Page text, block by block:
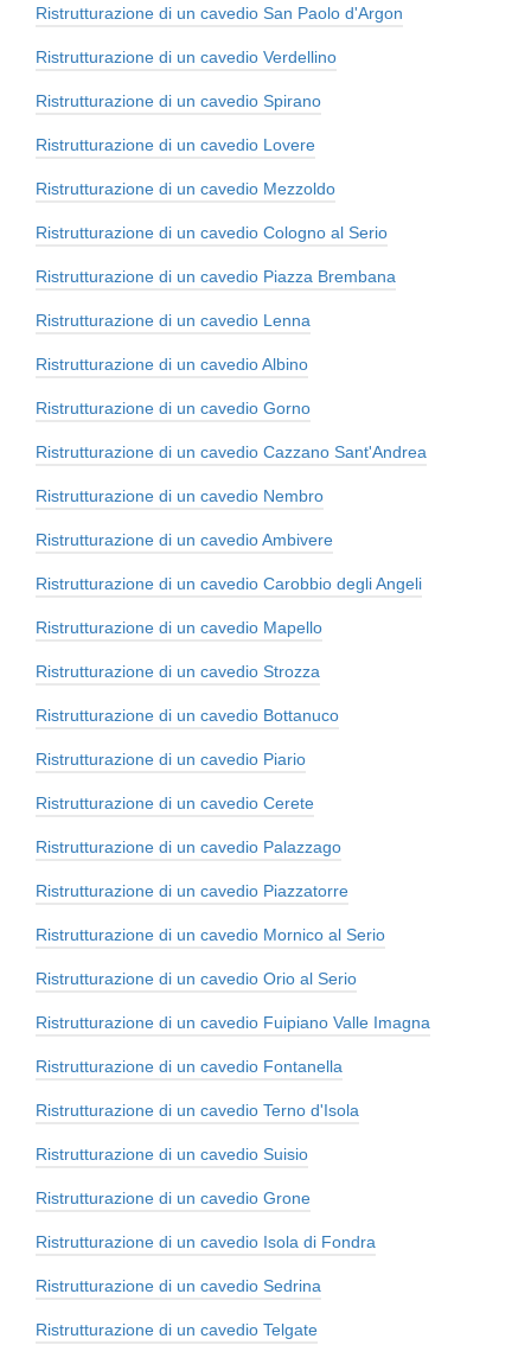
Ristrutturazione di un cavedio San Paolo d'Argon
Ristrutturazione di un cavedio Verdellino
Ristrutturazione di un cavedio Spirano
Ristrutturazione di un cavedio Lovere
Ristrutturazione di un cavedio Mezzoldo
Ristrutturazione di un cavedio Cologno al Serio
Ristrutturazione di un cavedio Piazza Brembana
Ristrutturazione di un cavedio Lenna
Ristrutturazione di un cavedio Albino
Ristrutturazione di un cavedio Gorno
Ristrutturazione di un cavedio Cazzano Sant'Andrea
Ristrutturazione di un cavedio Nembro
Ristrutturazione di un cavedio Ambivere
Ristrutturazione di un cavedio Carobbio degli Angeli
Ristrutturazione di un cavedio Mapello
Ristrutturazione di un cavedio Strozza
Ristrutturazione di un cavedio Bottanuco
Ristrutturazione di un cavedio Piario
Ristrutturazione di un cavedio Cerete
Ristrutturazione di un cavedio Palazzago
Ristrutturazione di un cavedio Piazzatorre
Ristrutturazione di un cavedio Mornico al Serio
Ristrutturazione di un cavedio Orio al Serio
Ristrutturazione di un cavedio Fuipiano Valle Imagna
Ristrutturazione di un cavedio Fontanella
Ristrutturazione di un cavedio Terno d'Isola
Ristrutturazione di un cavedio Suisio
Ristrutturazione di un cavedio Grone
Ristrutturazione di un cavedio Isola di Fondra
Ristrutturazione di un cavedio Sedrina
Ristrutturazione di un cavedio Telgate